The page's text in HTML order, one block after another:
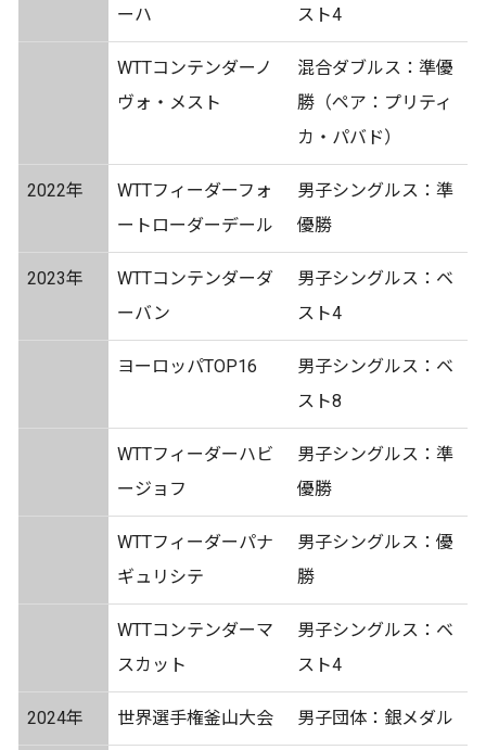
ーハ スト4
WTTコンテンダーノ
ヴォ・メスト
混合ダブルス：準優
勝（ペア：プリティ
カ・パバド）
2022年
WTTフィーダーフォ
ートローダーデール
男子シングルス：準
優勝
2023年
WTTコンテンダーダ
ーバン
男子シングルス：ベ
スト4
ヨーロッパTOP16
男子シングルス：ベ
スト8
WTTフィーダーハビ
ージョフ
男子シングルス：準
優勝
WTTフィーダーパナ
ギュリシテ
男子シングルス：優
勝
WTTコンテンダーマ
スカット
男子シングルス：ベ
スト4
2024年 世界選手権釜山大会 男子団体：銀メダル